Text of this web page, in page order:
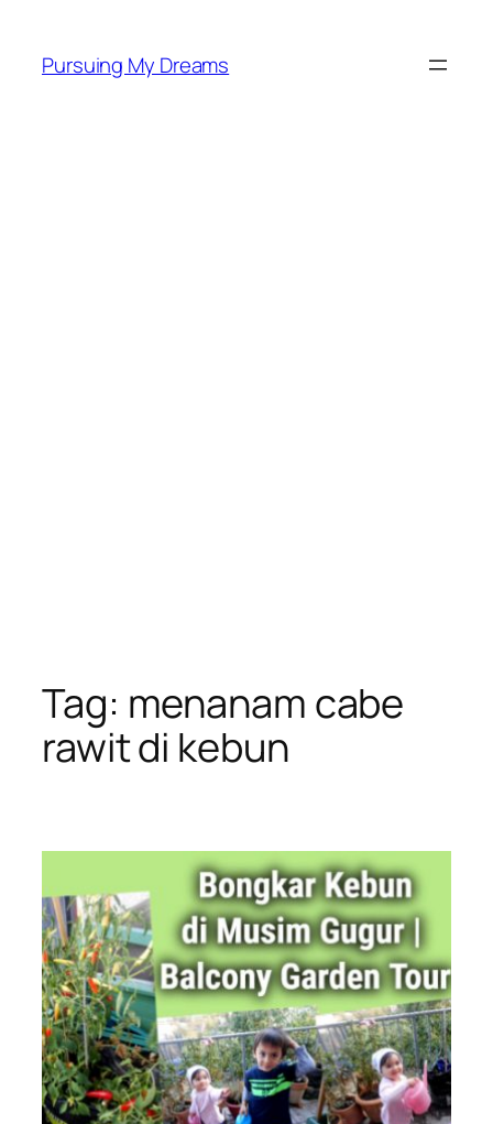
content
Pursuing My Dreams
Tag: menanam cabe
rawit di kebun